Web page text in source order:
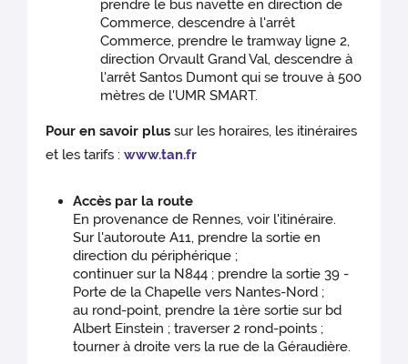
prendre le bus navette en direction de
Commerce, descendre à l'arrêt
Commerce, prendre le tramway ligne 2,
direction Orvault Grand Val, descendre à
l'arrêt Santos Dumont qui se trouve à 500
mètres de l'UMR SMART.
Pour en savoir plus sur les horaires, les itinéraires
et les tarifs :www.tan.fr
Accès par la route
En provenance de Rennes, voir l'itinéraire.
Sur l'autoroute A11, prendre la sortie en
direction du périphérique ;
continuer sur la N844 ; prendre la sortie 39 -
Porte de la Chapelle vers Nantes-Nord ;
au rond-point, prendre la 1ère sortie sur bd
Albert Einstein ; traverser 2 rond-points ;
tourner à droite vers la rue de la Géraudière.